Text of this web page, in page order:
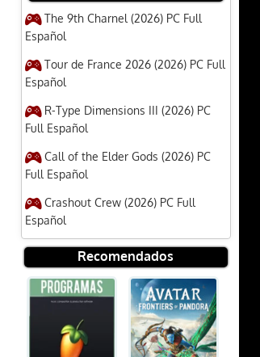
The 9th Charnel (2026) PC Full
Español
Tour de France 2026 (2026) PC Full
Español
R-Type Dimensions III (2026) PC
Full Español
Call of the Elder Gods (2026) PC
Full Español
Crashout Crew (2026) PC Full
Español
Recomendados